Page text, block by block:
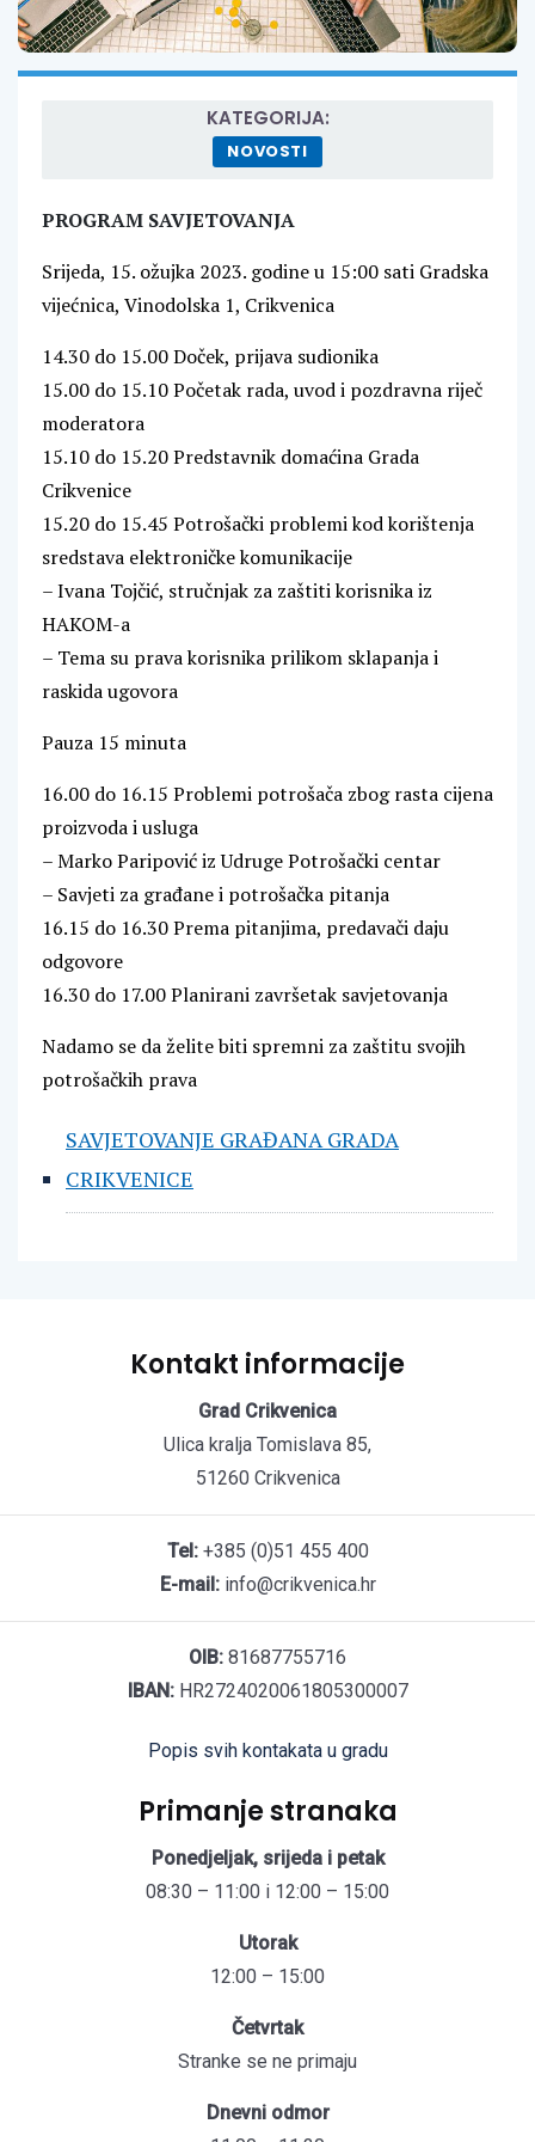
KATEGORIJA:
NOVOSTI
PROGRAM SAVJETOVANJA
Srijeda, 15. ožujka 2023. godine u 15:00 sati Gradska
vijećnica, Vinodolska 1, Crikvenica
14.30 do 15.00 Doček, prijava sudionika
15.00 do 15.10 Početak rada, uvod i pozdravna riječ
moderatora
15.10 do 15.20 Predstavnik domaćina Grada
Crikvenice
15.20 do 15.45 Potrošački problemi kod korištenja
sredstava elektroničke komunikacije
– Ivana Tojčić, stručnjak za zaštiti korisnika iz
HAKOM-a
– Tema su prava korisnika prilikom sklapanja i
raskida ugovora
Pauza 15 minuta
16.00 do 16.15 Problemi potrošača zbog rasta cijena
proizvoda i usluga
– Marko Paripović iz Udruge Potrošački centar
– Savjeti za građane i potrošačka pitanja
16.15 do 16.30 Prema pitanjima, predavači daju
odgovore
16.30 do 17.00 Planirani završetak savjetovanja
Nadamo se da želite biti spremni za zaštitu svojih
potrošačkih prava
SAVJETOVANJE GRAĐANA GRADA
CRIKVENICE
Kontakt informacije
Grad Crikvenica
Ulica kralja Tomislava 85,
51260 Crikvenica
Tel:+385 (0)51 455 400
E-mail:info@crikvenica.hr
OIB: 81687755716
IBAN:HR2724020061805300007
Popis svih kontakata u gradu
Primanje stranaka
Ponedjeljak, srijeda i petak
08:30 – 11:00 i 12:00 – 15:00
Utorak
12:00 – 15:00
Četvrtak
Stranke se ne primaju
Dnevni odmor